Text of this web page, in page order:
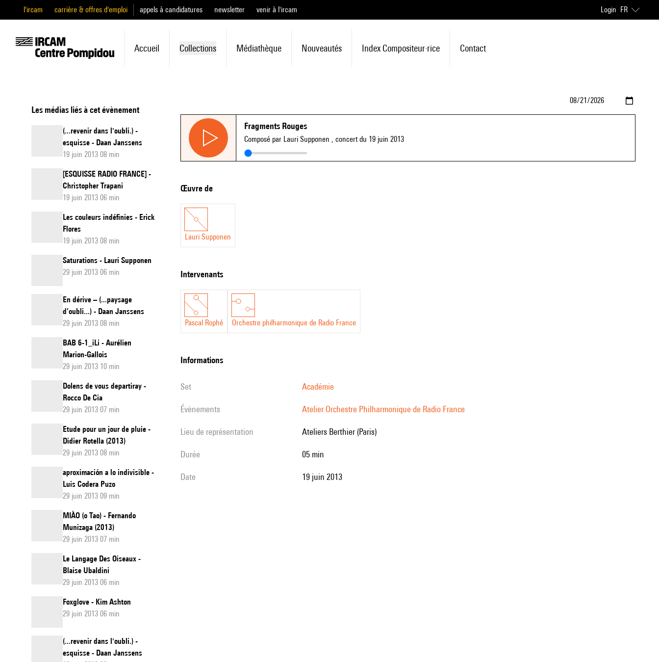
l'ircam carrière & offres d'emploi appels à candidatures newsletter venir à l'ircam Login FR
Accueil Collections Médiathèque Nouveautés Index Compositeur·rice Contact
Les médias liés à cet évènement
(...revenir dans l'oubli.) -
esquisse - Daan Janssens
19 juin 2013 08 min
[ESQUISSE RADIO FRANCE] -
Christopher Trapani
19 juin 2013 06 min
Les couleurs indéfinies - Erick
Flores
19 juin 2013 08 min
Saturations - Lauri Supponen
29 juin 2013 06 min
En dérive – (...paysage
d’oubli...) - Daan Janssens
29 juin 2013 08 min
BAB 6-1_iLi - Aurélien
Marion-Gallois
29 juin 2013 10 min
Dolens de vous departiray -
Rocco De Cia
29 juin 2013 07 min
Etude pour un jour de pluie -
Didier Rotella (2013)
29 juin 2013 08 min
aproximación a lo indivisible -
Luis Codera Puzo
29 juin 2013 09 min
MIÀO (o Tao) - Fernando
Munizaga (2013)
29 juin 2013 07 min
Le Langage Des Oiseaux -
Blaise Ubaldini
29 juin 2013 06 min
Foxglove - Kim Ashton
29 juin 2013 06 min
(...revenir dans l'oubli.) -
esquisse - Daan Janssens
Fragments Rouges
Composé par Lauri Supponen , concert du 19 juin 2013
Œuvre de
Lauri Supponen
intervenants
Pascal Rophé Orchestre philharmonique de Radio France
informations
set Académie
évènements Atelier Orchestre Philharmonique de Radio France
Lieu de représentation Ateliers Berthier (Paris)
durée 05 min
date 19 juin 2013